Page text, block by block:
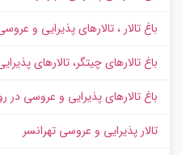
باغ تالار ، تالارهای پذیرایی و
باغ تالارهای چیتگر، تالارهای
باغ تالارهای پذیرایی و عروسی
تالار پذیرایی و عروسی تهرانسر